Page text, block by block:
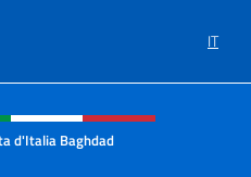
IT
e menù
d'Italia Baghdad